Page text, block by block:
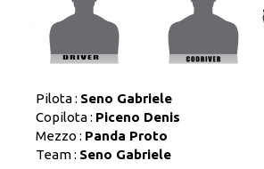
Pilota : Seno Gabriele
Copilota : Piceno Denis
Mezzo : Panda Proto
Team : Seno Gabriele